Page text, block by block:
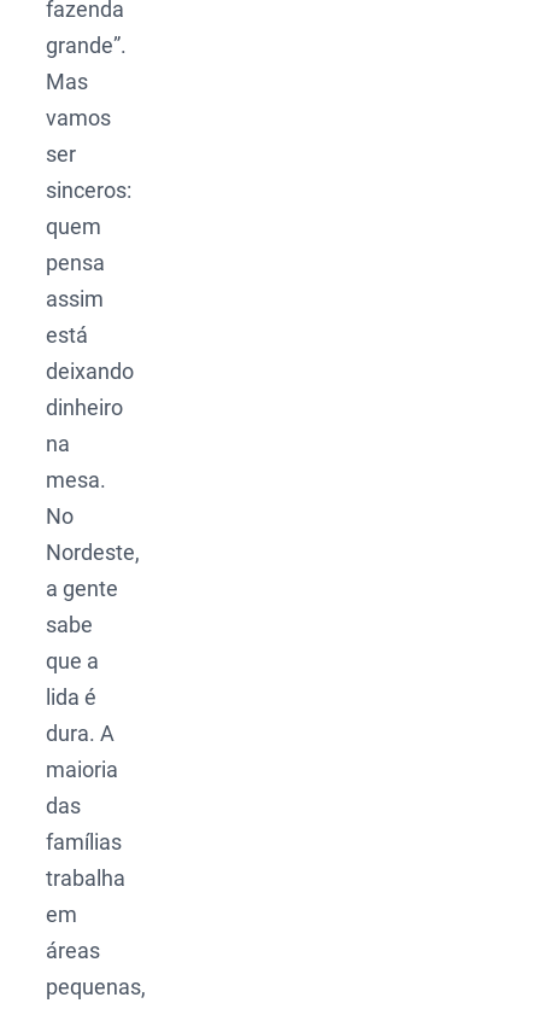
fazenda
grande”.
Mas
vamos
ser
sinceros:
quem
pensa
assim
está
deixando
dinheiro
na
mesa.
No
Nordeste,
a gente
sabe
que a
lida é
dura. A
maioria
das
famílias
trabalha
em
áreas
pequenas,